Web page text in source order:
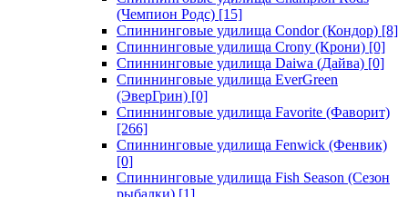
(Чемпион Родс) [15]
Спиннинговые удилища Condor (Кондор) [8]
Спиннинговые удилища Crony (Крони) [0]
Спиннинговые удилища Daiwa (Дайва) [0]
Спиннинговые удилища EverGreen
(ЭверГрин) [0]
Спиннинговые удилища Favorite (Фаворит)
[266]
Спиннинговые удилища Fenwick (Фенвик)
[0]
Спиннинговые удилища Fish Season (Сезон